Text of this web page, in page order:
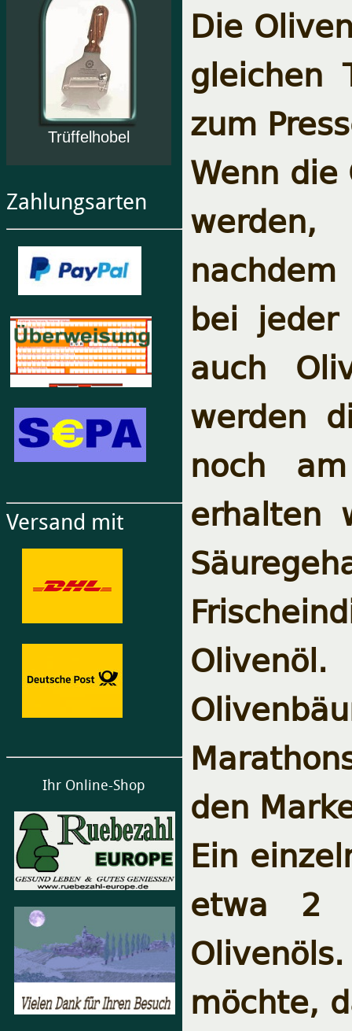
Trüffelhobel
Zahlungsarten
Versand mit
Ihr Online-Shop
Die
gleichen
zum
Wenn
bei jeder
auch
werden
noch
erhalten
den
Ein
etwa 2
möchte,